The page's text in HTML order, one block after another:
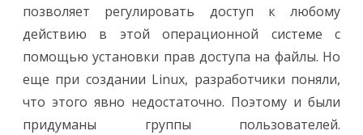
позволяет регулировать доступ к любому
действию в этой операционной системе с
помощью установки прав доступа на файлы. Но
еще при создании Linux, разработчики поняли,
что этого явно недостаточно. Поэтому и были
придуманы группы пользователей.